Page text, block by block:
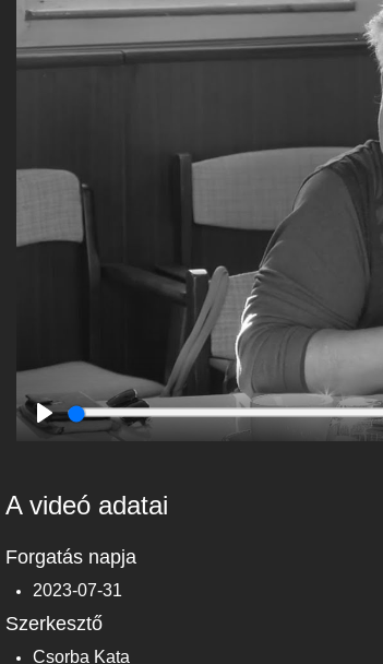
Play
A videó adatai
Forgatás napja
2023-07-31
Szerkesztő
Csorba Kata